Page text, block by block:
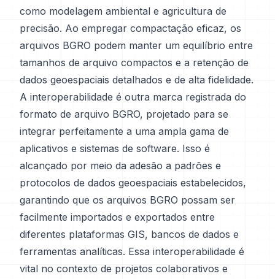
como modelagem ambiental e agricultura de
precisão. Ao empregar compactação eficaz, os
arquivos BGRO podem manter um equilíbrio entre
tamanhos de arquivo compactos e a retenção de
dados geoespaciais detalhados e de alta fidelidade.
A interoperabilidade é outra marca registrada do
formato de arquivo BGRO, projetado para se
integrar perfeitamente a uma ampla gama de
aplicativos e sistemas de software. Isso é
alcançado por meio da adesão a padrões e
protocolos de dados geoespaciais estabelecidos,
garantindo que os arquivos BGRO possam ser
facilmente importados e exportados entre
diferentes plataformas GIS, bancos de dados e
ferramentas analíticas. Essa interoperabilidade é
vital no contexto de projetos colaborativos e